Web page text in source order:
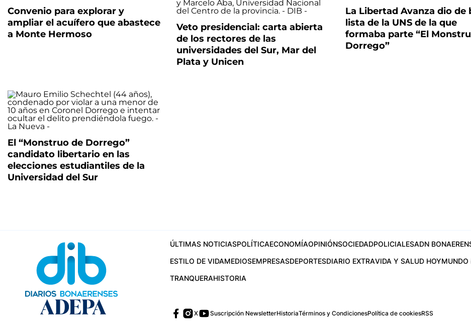
Convenio para explorar y
ampliar el acuífero que abastece
a Monte Hermoso
Veto presidencial: carta abierta
de los rectores de las
universidades del Sur, Mar del
Plata y Unicen
La Libertad Avanza dio de
lista de la UNS de la que
formaba parte “El
Dorrego”
El “Monstruo de Dorrego”
candidato libertario en las
elecciones estudiantiles de la
Universidad del Sur
ÚLTIMAS NOTICIASPOLÍTICAECONOMÍAOPINIÓNSOCIEDADPOLICIALESADN
ESTILO DE VIDAMEDIOSEMPRESASDEPORTESDIARIO EXTRAVIDA Y SALUD HOYMUNDO
TRANQUERAHISTORIA
X Suscripción NewsletterHistoriaTérminos y CondicionesPolítica de cookiesRSS